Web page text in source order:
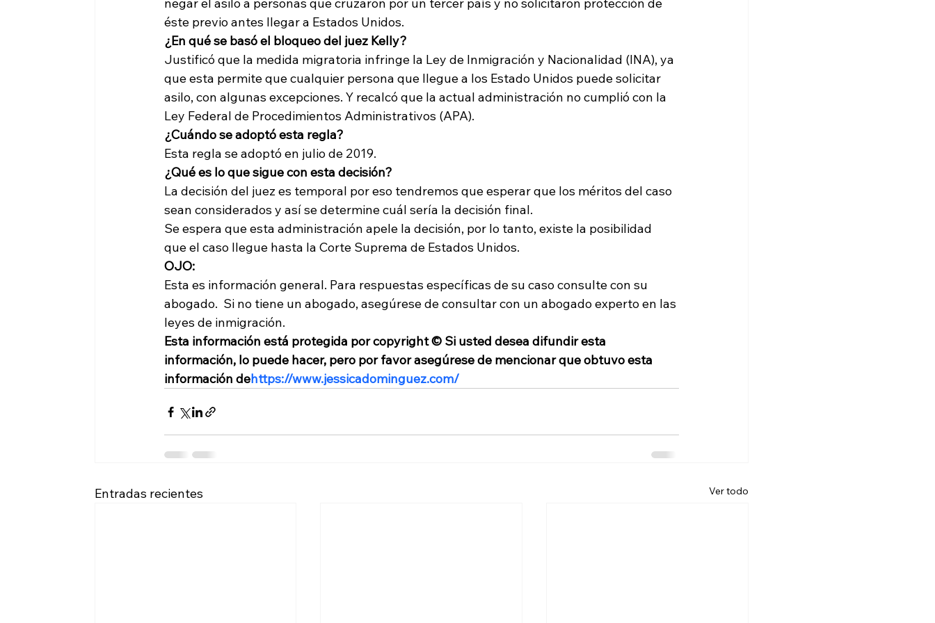
negar el asilo a personas que cruzaron por un tercer país y no solicitaron protección de
éste previo antes llegar a Estados Unidos.
¿En qué se basó el bloqueo del juez Kelly?
Justificó que la medida migratoria infringe la Ley de Inmigración y Nacionalidad (INA), ya
que esta permite que cualquier persona que llegue a los Estado Unidos puede solicitar
asilo, con algunas excepciones. Y recalcó que la actual administración no cumplió con la
Ley Federal de Procedimientos Administrativos (APA).
¿Cuándo se adoptó esta regla?
Esta regla se adoptó en julio de 2019.
¿Qué es lo que sigue con esta decisión?
La decisión del juez es temporal por eso tendremos que esperar que los méritos del caso
sean considerados y así se determine cuál sería la decisión final.
Se espera que esta administración apele la decisión, por lo tanto, existe la posibilidad
que el caso llegue hasta la Corte Suprema de Estados Unidos.
OJO:
Esta es información general. Para respuestas específicas de su caso consulte con su
abogado.  Si no tiene un abogado, asegúrese de consultar con un abogado experto en las
leyes de inmigración.
Esta información está protegida por copyright © Si usted desea difundir esta
información, lo puede hacer, pero por favor asegúrese de mencionar que obtuvo esta
información dehttps://www.jessicadominguez.com/
Entradas recientes Ver todo